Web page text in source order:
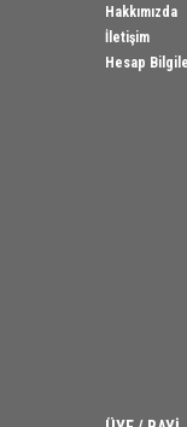
Hakkımızda
İletişim
Hesap